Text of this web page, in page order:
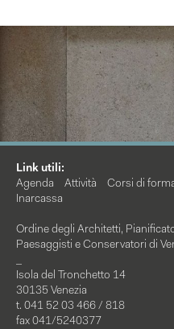
Link utili:
Agenda
Attività Corsi di
Inarcassa
Ordine degli Architetti,
Paesaggisti e Conservatori di
Isola del Tronchetto 14
30135 Venezia
t. 041 52 03 466 / 818
fax 041/5240377